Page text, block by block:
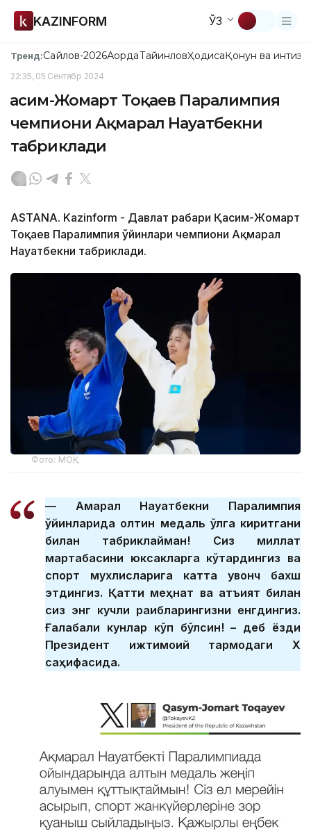
KAZINFORM ЎЗ
Тренд:Сайлов-2026АқордаТайинловҲодисаҚонун ва
22:35, 05 Сентябр 2024
Қасим-Жомарт Тоқаев Паралимпия
чемпиони Ақмарал Науатбекни
табриклади
ASTANА. Kazinform - Давлат раҳбари Қасим-Жомарт
Тоқаев Паралимпия ўйинлари чемпиони Ақмарал
Науатбекни табриклади.
Фото: МОҚ
— Ақмарал Науатбекни Паралимпия
ўйинларида олтин медаль қўлга киритгани
билан табриклайман! Сиз миллат
мартабасини юксакларга кўтардингиз ва
спорт мухлисларига катта қувонч бахш
этдингиз. Қаттиқ меҳнат ва қатъият билан
сиз энг кучли рақибларингизни енгдингиз.
Ғалабали кунлар кўп бўлсин! – деб ёзди
Президент ижтимоий тармоқдаги Х
саҳифасида.